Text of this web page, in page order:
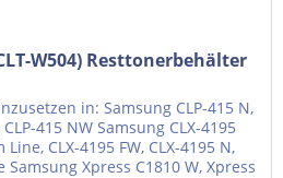
W504) Resttonerbehälter
in: Samsung CLP-415 N,
415 NW Samsung CLX-4195
CLX-4195 FW, CLX-4195 N,
Samsung Xpress C1810 W, Xpress